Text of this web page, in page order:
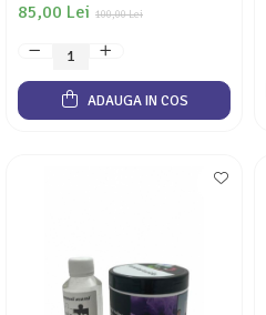
100,00 Lei
85,00 Lei
ADAUGA IN COS